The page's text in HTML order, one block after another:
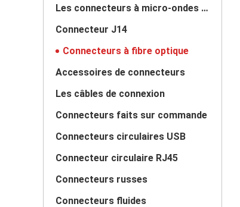
Les connecteurs à micro-ondes sont des connecteurs à micro-ondes.
Connecteur J14
Connecteurs à fibre optique
Accessoires de connecteurs
Les câbles de connexion
Connecteurs faits sur commande
Connecteurs circulaires USB
Connecteur circulaire RJ45
Connecteurs russes
Connecteurs fluides